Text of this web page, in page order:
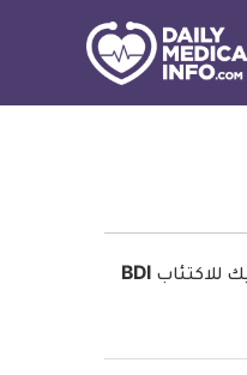
ما هو مقياس بيك للاكتئاب BDI